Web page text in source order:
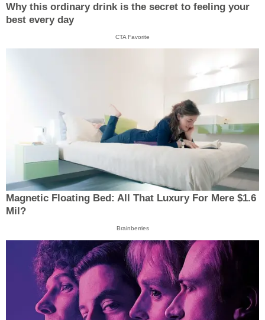
Why this ordinary drink is the secret to feeling your
best every day
CTA Favorite
Magnetic Floating Bed: All That Luxury For Mere $1.6
Mil?
Brainberries